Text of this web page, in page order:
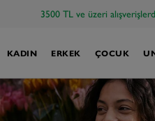
Kredim ile 12 Aya
KADIN ERKEK ÇOCUK